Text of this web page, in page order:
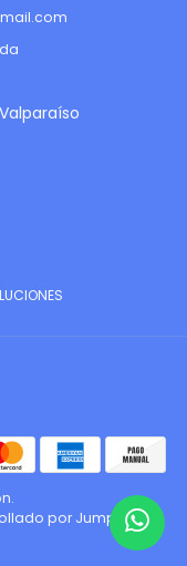
por Jumpseller